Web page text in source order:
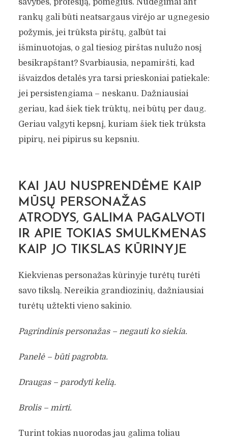
Eduardas Žemeckis
Rašymo priemonės
7 min. skaitymo
savybes, profesiją, pomėgius. Nudegimai ant
rankų gali būti neatsargaus virėjo ar ugnegesio
požymis, jei trūksta pirštų, galbūt tai
išminuotojas, o gal tiesiog pirštas nulužo nosį
besikrapštant? Svarbiausia, nepamiršti, kad
išvaizdos detalės yra tarsi prieskoniai patiekale:
jei persistengiama – neskanu. Dažniausiai
geriau, kad šiek tiek trūktų, nei būtų per daug.
Geriau valgyti kepsnį, kuriam šiek tiek trūksta
pipirų, nei pipirus su kepsniu.
KAI JAU NUSPRENDĖME KAIP
MŪSŲ PERSONAŽAS
ATRODYS, GALIMA PAGALVOTI
IR APIE TOKIAS SMULKMENAS
KAIP JO TIKSLAS KŪRINYJE
Kiekvienas personažas kūrinyje turėtų turėti
savo tikslą. Nereikia grandiozinių, dažniausiai
turėtų užtekti vieno sakinio.
Pagrindinis personažas – negauti ko siekia.
Panelė – būti pagrobta.
Draugas – parodyti kelią.
Brolis – mirti.
Turint tokias nuorodas jau galima toliau